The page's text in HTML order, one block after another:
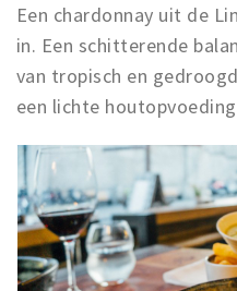
Een chardonnay uit de
in. Een schitterende
van tropisch en
een lichte